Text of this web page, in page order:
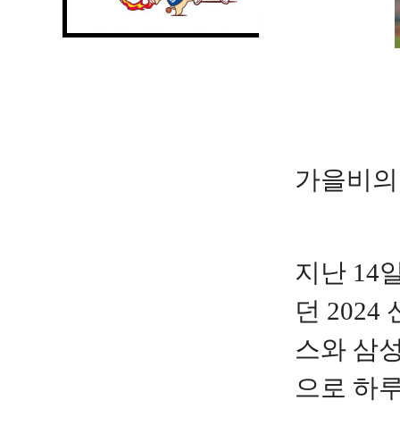
가을비
지난 14
던 2024
스와 삼
으로 하